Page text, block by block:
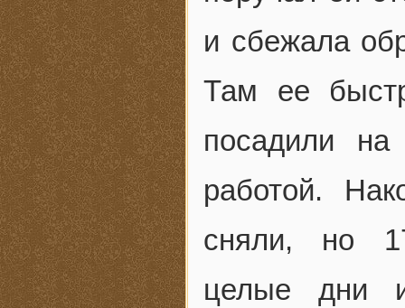
и сбежала
Там ее
посадили
работой.
сняли, но
целые дни